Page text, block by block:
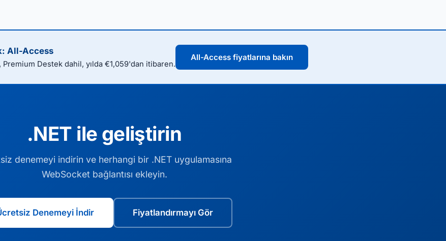
All-Access
Destek dahil, yılda €1,059'dan itibaren.
All-Access fiyatlarına bakın
.NET ile geliştirin
denemeyi indirin ve herhangi bir .NET uygulamasına
WebSocket bağlantısı ekleyin.
Denemeyi İndir Fiyatlandırmayı Gör